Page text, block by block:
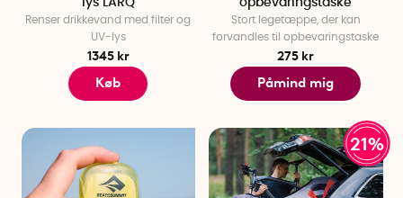
Renser drikkevand med filter og
UV-lys
1345 kr
Køb
Stort legetæppe, der kan
forvandles til opbevaringstaske
275 kr
Påmind mig
21%